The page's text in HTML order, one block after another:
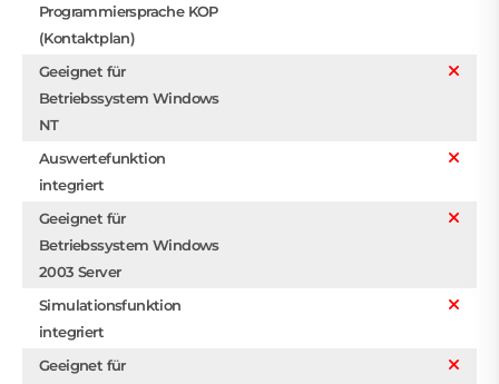
Programmiersprache KOP
(Kontaktplan)
Geeignet für
Betriebssystem Windows
NT
Auswertefunktion
integriert
Geeignet für
Betriebssystem Windows
2003 Server
Simulationsfunktion
integriert
Geeignet für